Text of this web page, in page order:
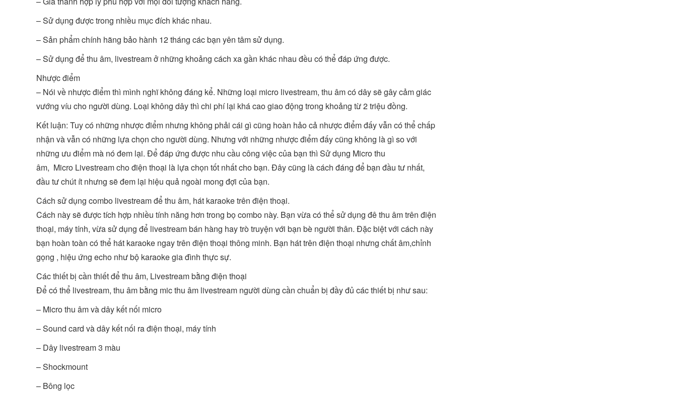
– Sử dụng được trong nhiều mục đích khác nhau.
– Sản phẩm chính hãng bảo hành 12 tháng các bạn yên tâm sử dụng.
– Sử dụng để thu âm, livestream ở những khoảng cách xa gần khác nhau đều có thể đáp ứng được.
Nhược điểm
– Nói về nhược điểm thì mình nghĩ không đáng kể. Những loại micro livestream, thu âm có dây sẽ gây cảm giác
vướng víu cho người dùng. Loại không dây thì chi phí lại khá cao giao động trong khoảng từ 2 triệu đồng.
Kết luận: Tuy có những nhược điểm nhưng không phải cái gì cũng hoàn hảo cả nhược điểm đấy vẫn có thể chấp
nhận và vẫn có những lựa chọn cho người dùng. Nhưng với những nhược điểm đấy cũng không là gì so với
những ưu điểm mà nó đem lại. Để đáp ứng được nhu cầu công việc của bạn thì Sử dụng Micro thu
âm, Micro Livestream cho điện thoại là lựa chọn tốt nhất cho bạn. Đây cũng là cách đáng để bạn đầu tư nhất,
đầu tư chút ít nhưng sẽ đem lại hiệu quả ngoài mong đợi của bạn.
Cách sử dụng combo livestream để thu âm, hát karaoke trên điện thoại.
Cách này sẽ được tích hợp nhiều tính năng hơn trong bọ combo này. Bạn vừa có thể sử dụng đê thu âm trên điện
thoại, máy tính, vừa sử dụng để livestream bán hàng hay trò truyện với bạn bè người thân. Đặc biệt với cách này
bạn hoàn toàn có thể hát karaoke ngay trên điện thoại thông minh. Bạn hát trên điện thoại nhưng chất âm,chỉnh
gọng , hiệu ứng echo như bộ karaoke gia đình thực sự.
Các thiết bị cần thiết để thu âm, Livestream bằng điện thoại
Để có thể livestream, thu âm bằng mic thu âm livestream người dùng cần chuẩn bị đầy đủ các thiết bị như sau:
– Micro thu âm và dây kết nối micro
– Sound card và dây kết nối ra điện thoại, máy tính
– Dây livestream 3 màu
– Shockmount
– Bông lọc